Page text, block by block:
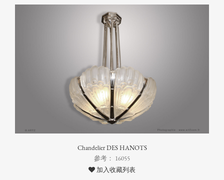
Chandelier DES HANOTS
參考： 16055
加入收藏列表